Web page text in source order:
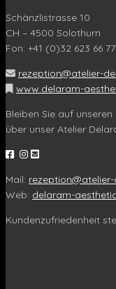
Schänzlistrasse 10
CH – 4500 Solothurn
Fon: +41 (0)32 623 66 77
rezeption@atelier-
www.delaram-
Bleiben Sie auf
über unser Atelier
Mail:
Web: delaram-
Kundenzufriedenheit